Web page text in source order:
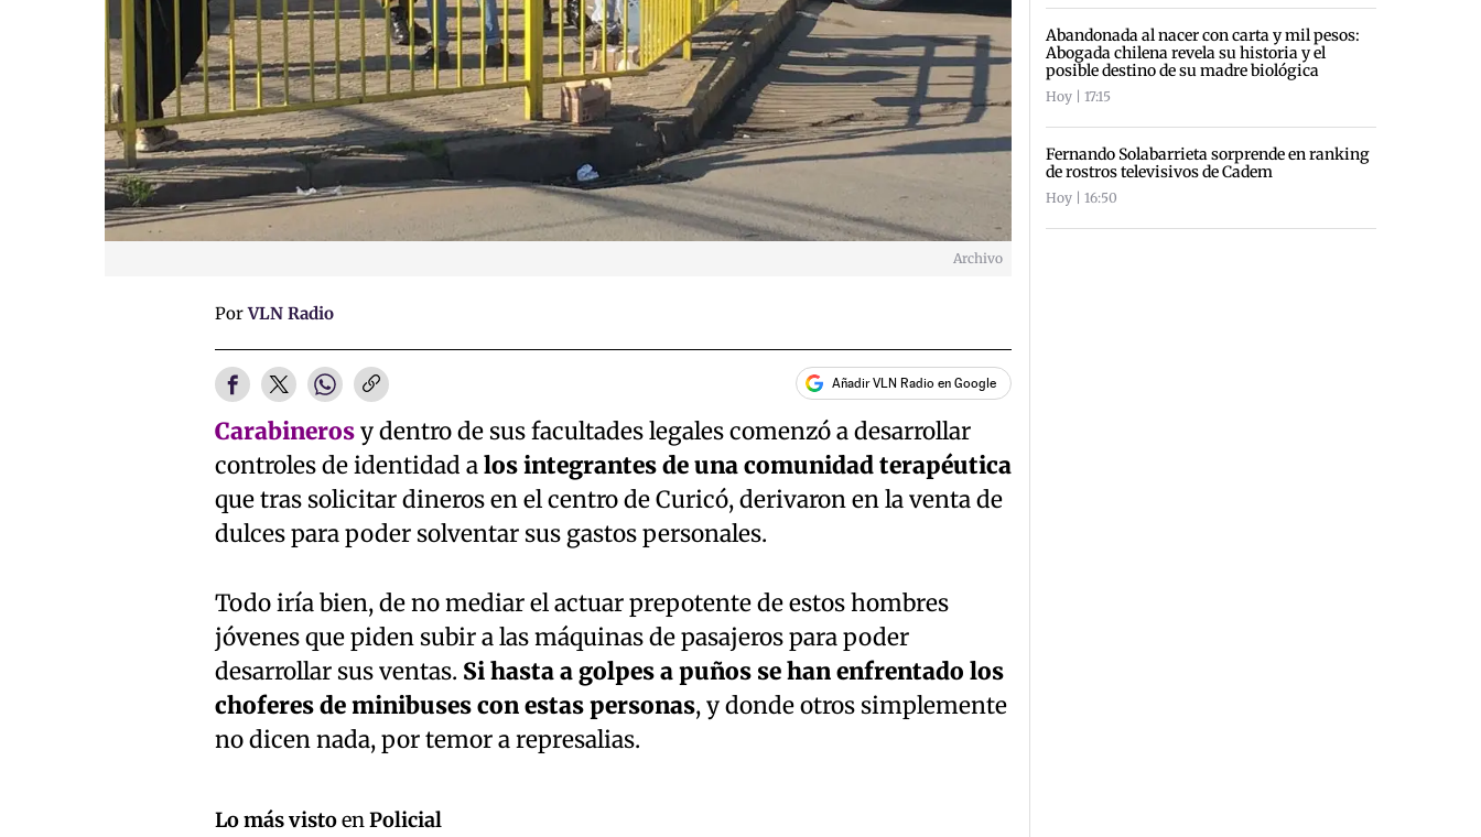
Archivo
PorVLN Radio
Añadir VLN Radio en Google
Carabinerosy dentro de sus facultades legales comenzó a desarrollar
controles de identidad alos integrantes de una comunidad terapéutica
que tras solicitar dineros en el centro de Curicó, derivaron en la venta de
dulces para poder solventar sus gastos personales.
Todo iría bien, de no mediar el actuar prepotente de estos hombres
jóvenes que piden subir a las máquinas de pasajeros para poder
desarrollar sus ventas. Si hasta a golpes a puños se han enfrentado los
choferes de minibuses con estas personas, y donde otros simplemente
no dicen nada, por temor a represalias.
Lo más vistoenPolicial
Abandonada al nacer con carta y mil pesos:
Abogada chilena revela su historia y el
posible destino de su madre biológica
Hoy | 17:15
Fernando Solabarrieta sorprende en ranking
de rostros televisivos de Cadem
Hoy | 16:50